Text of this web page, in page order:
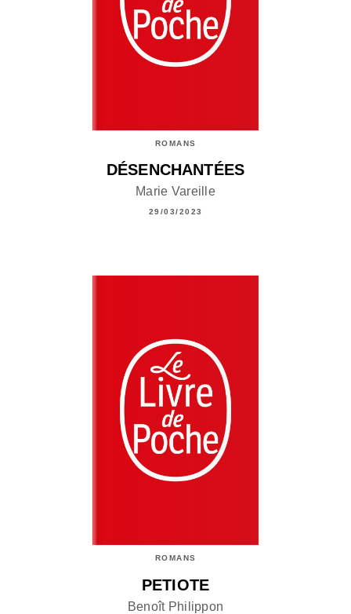
ROMANS
DÉSENCHANTÉES
Marie Vareille
29/03/2023
ROMANS
PETIOTE
Benoît Philippon